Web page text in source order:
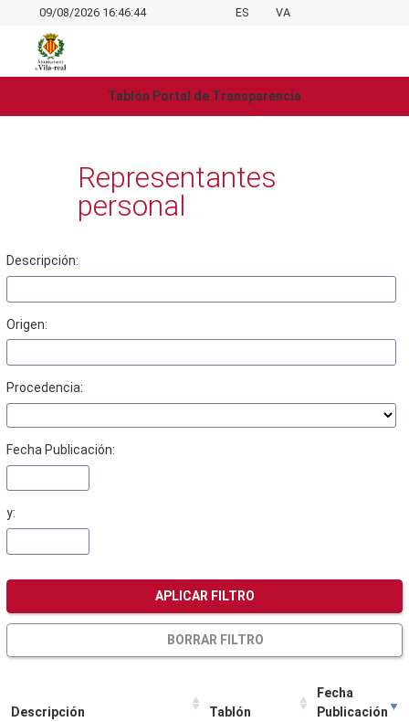
09/08/2026 16:46:44 ES VA
Tablón Portal de Transparencia
Representantes
personal
Descripción:
Origen:
Procedencia:
Fecha Publicación:
y:
APLICAR FILTRO
BORRAR FILTRO
Descripción Tablón
Fecha
Publicación